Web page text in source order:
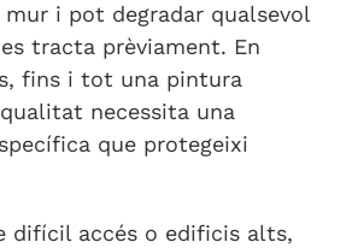
i pot degradar qualsevol
tracta prèviament. En
fins i tot una pintura
necessita una
que protegeixi
difícil accés o edificis alts,